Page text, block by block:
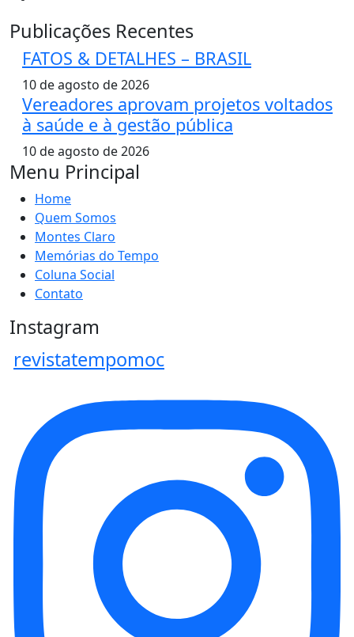
Publicações Recentes
FATOS & DETALHES – BRASIL
10 de agosto de 2026
Vereadores aprovam projetos voltados
à saúde e à gestão pública
10 de agosto de 2026
Menu Principal
Home
Quem Somos
Montes Claro
Memórias do Tempo
Coluna Social
Contato
Instagram
revistatempomoc